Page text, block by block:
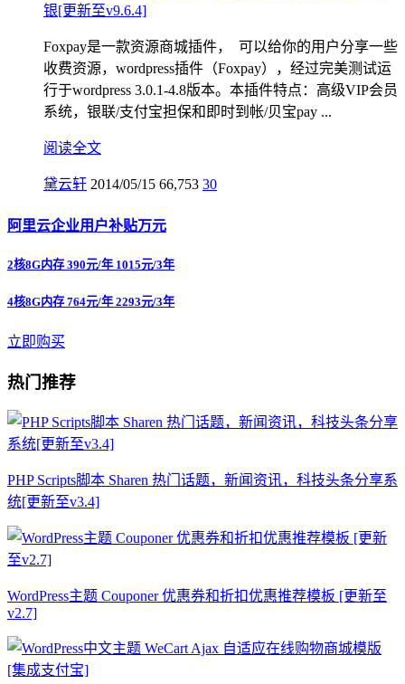
Foxpay是一款资源商城插件， 可以给你的用户分享一些
收费资源，wordpress插件（Foxpay），经过完美测试运
行于wordpress 3.0.1-4.8版本。本插件特点：高级VIP会员
系统，银联/支付宝担保和即时到帐/贝宝pay ...
阅读全文
黛云轩 2014/05/15 66,753 30
阿里云企业用户补贴万元
2核8G内存 390元/年 1015元/3年
4核8G内存 764元/年 2293元/3年
立即购买
热门推荐
PHP Scripts脚本 Sharen 热门话题，新闻资讯，科技头条分享系
统[更新至v3.4]
WordPress主题 Couponer 优惠券和折扣优惠推荐模板 [更新至
v2.7]